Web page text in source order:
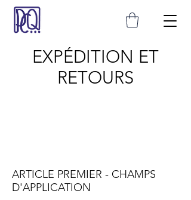
EXPÉDITION ET
RETOURS
ARTICLE PREMIER - CHAMPS
D'APPLICATION